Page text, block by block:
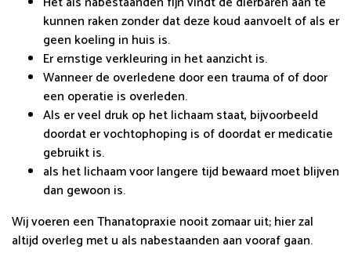
kunnen raken zonder dat deze koud aanvoelt of als er
geen koeling in huis is.
Er ernstige verkleuring in het aanzicht is.
Wanneer de overledene door een trauma of of door
een operatie is overleden.
Als er veel druk op het lichaam staat, bijvoorbeeld
doordat er vochtophoping is of doordat er medicatie
gebruikt is.
als het lichaam voor langere tijd bewaard moet blijven
dan gewoon is.
Wij voeren een Thanatopraxie nooit zomaar uit; hier zal
altijd overleg met u als nabestaanden aan vooraf gaan.